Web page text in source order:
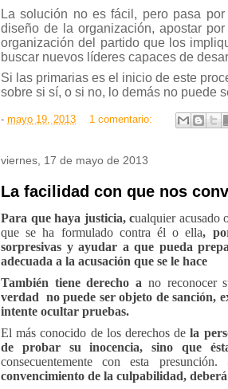
La solución no es fácil, pero pasa
diseño de la organización, apostar
organización del partido que los
buscar nuevos líderes capaces de
Si las primarias es el inicio de este
sobre si sí, o si no, lo demás no puede
- mayo 19, 2013 1 comentario:
viernes, 17 de mayo de 2013
La facilidad con que nos
Para que haya justicia, cualquier acusado
que se ha formulado contra él o ella,
sorpresivas y ayudar a que pueda
adecuada a la acusación que se le hace
También tiene derecho a no reconocer
verdad no puede ser objeto de sanción,
intente ocultar pruebas.
El más conocido de los derechos dela
de probar su inocencia, sino que
consecuentemente con esta presunción.
convencimiento de la culpabilidad,